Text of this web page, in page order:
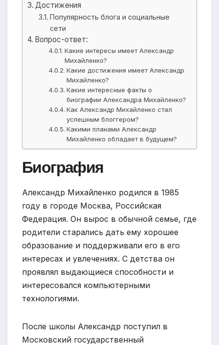
Достижения
Популярность блога и социальные
сети
Вопрос-ответ:
Какие интересы имеет Александр
Михайленко?
Какие достижения имеет Александр
Михайленко?
Какие интересные факты о
биографии Александра Михайленко?
Как Александр Михайленко стал
успешным блоггером?
Какими планами Александр
Михайленко обладает в будущем?
Биография
Александр Михайленко родился в 1985
году в городе Москва, Российская
Федерация. Он вырос в обычной семье, где
родители старались дать ему хорошее
образование и поддерживали его в его
интересах и увлечениях. С детства он
проявлял выдающиеся способности и
интересовался компьютерными
технологиями.
После школы Александр поступил в
Московский государственный